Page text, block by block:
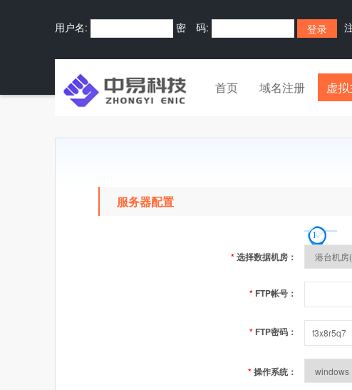
用户名: 密 码:
首页 域名注册 虚
服务器配置
*选择数据机房：
* FTP帐号：
* FTP密码：
*操作系统：